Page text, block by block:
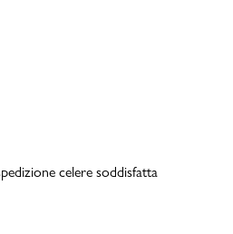
celere soddisfatta